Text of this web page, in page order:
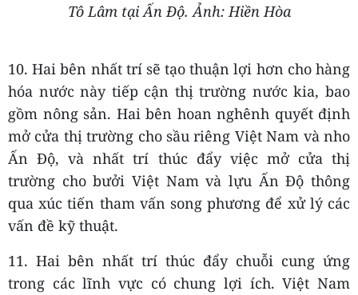
Tô Lâm tại Ấn Độ. Ảnh: Hiền Hòa
10. Hai bên nhất trí sẽ tạo thuận lợi hơn cho hàng
hóa nước này tiếp cận thị trường nước kia, bao
gồm nông sản. Hai bên hoan nghênh quyết định
mở cửa thị trường cho sầu riêng Việt Nam và nho
Ấn Độ, và nhất trí thúc đẩy việc mở cửa thị
trường cho bưởi Việt Nam và lựu Ấn Độ thông
qua xúc tiến tham vấn song phương để xử lý các
vấn đề kỹ thuật.
11. Hai bên nhất trí thúc đẩy chuỗi cung ứng
trong các lĩnh vực có chung lợi ích. Việt Nam